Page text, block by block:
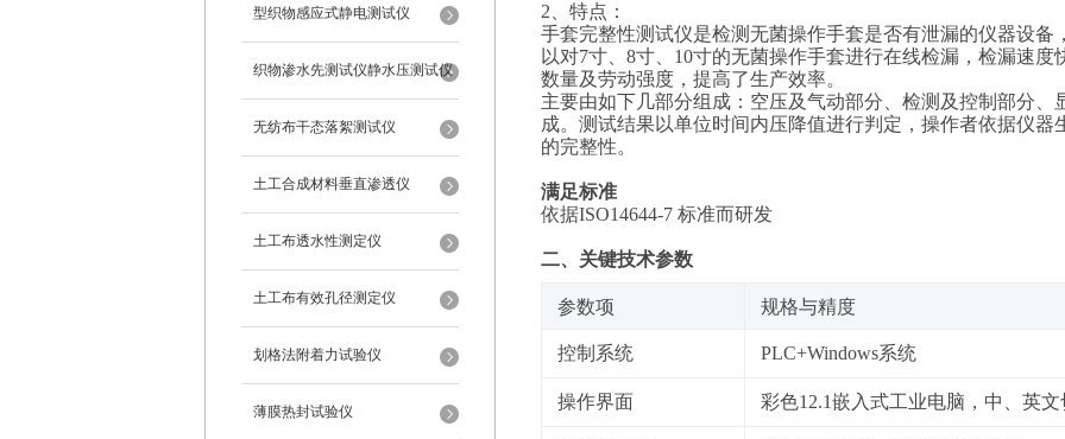
型织物感应式静电测试仪
织物渗水先测试仪静水压测试仪
无纺布干态落絮测试仪
土工合成材料垂直渗透仪
土工布透水性测定仪
土工布有效孔径测定仪
划格法附着力试验仪
薄膜热封试验仪
2、 特点：
手套完整性测试仪是检测无菌操作手套是否有泄漏的仪器设
以对7寸、8寸、10寸的无菌操作手套进行在线检漏，检漏速
数量及劳动强度，提高了生产效率。
主要由如下几部分组成：空压及气动部分、检测及控制部分
成。测试结果以单位时间内压降值进行判定，操作者依据仪
的完整性。
满足标准
依据ISO14644-7 标准而研发
二、关键技术参数
‌参数项‌ ‌规格与精度‌
控制系统 PLC+Windows系统
操作界面 彩色12.1嵌入式工业电脑，中、英文